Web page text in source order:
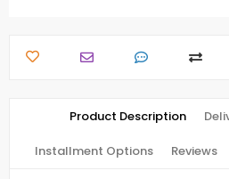
Product Description
Installment Options Reviews